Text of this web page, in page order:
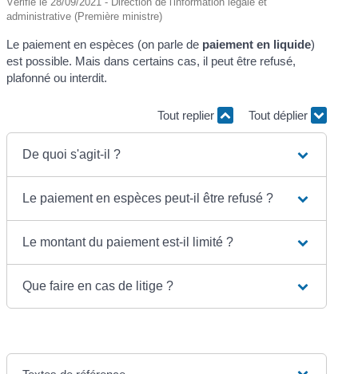
administrative (Première ministre)
Le paiement en espèces (on parle de paiement en liquide)
est possible. Mais dans certains cas, il peut être refusé,
plafonné ou interdit.
Tout replier Tout déplier
De quoi s'agit-il ?
Le paiement en espèces peut-il être refusé ?
Le montant du paiement est-il limité ?
Que faire en cas de litige ?